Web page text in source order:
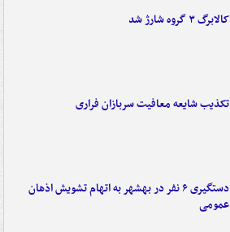
کالابرگ ۳ گروه شارژ شد
تکذیب شایعه معافیت سربازان فراری
دستگیری ۶ نفر در بهشهر به اتهام تشویش اذهان
عمومی